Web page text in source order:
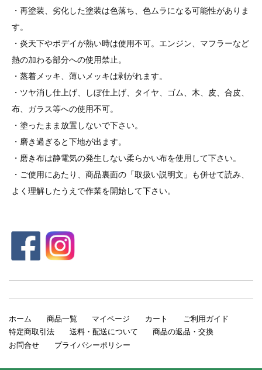
・再塗装、劣化した塗装は色落ち、色ムラになる可能性がありま
す。
・炎天下やボデイが熱い時は使用不可。エンジン、マフラーなど
熱の加わる部分への使用禁止。
・蒸着メッキ、薄いメッキは剥がれます。
・ツヤ消し仕上げ、しぼ仕上げ、タイヤ、ゴム、木、皮、合皮、
布、ガラス等への使用不可。
・塗ったまま放置しないで下さい。
・磨き過ぎると下地が出ます。
・磨き布は静電気の発生しない柔らかい布を使用して下さい。
・ご使用にあたり、商品裏面の「取扱い説明文」も併せて読み、
よく理解したうえで作業を開始して下さい。
ホーム 商品一覧 マイページ カート
ご利用ガイド
特定商取引法
送料・配送について
商品の返品・交換
お問合せ
プライバシーポリシー